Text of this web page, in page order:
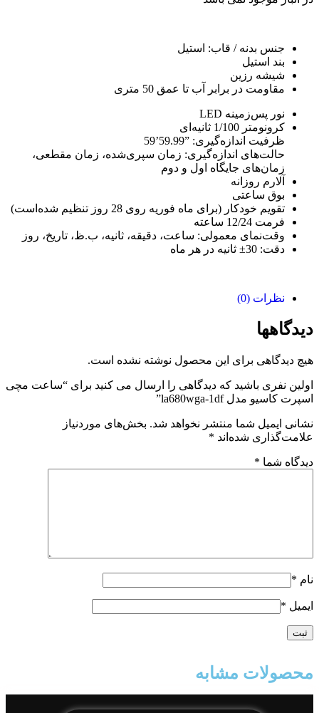
جنس بدنه / قاب: استیل
بند استیل
شیشه رزین
مقاومت در برابر آب تا عمق 50 متری
نور پس‌زمینه LED
کرونومتر 1/100 ثانیه‌ای
ظرفیت اندازه‌گیری: ‎59’59.99”‎
حالت‌های اندازه‌گیری: زمان سپری‌شده، زمان مقطعی،
زمان‌های جایگاه اول و دوم
آلارم روزانه
بوق ساعتی
تقویم خودکار (برای ماه فوریه روی 28 روز تنظیم شده‌است)
فرمت 12/24 ساعته
وقت‌نمای معمولی: ساعت، دقیقه، ثانیه، ب.ظ، تاریخ، روز
دقت: 30± ثانیه در هر ماه
نظرات (0)
دیدگاهها
هیچ دیدگاهی برای این محصول نوشته نشده است.
اولین نفری باشید که دیدگاهی را ارسال می کنید برای “ساعت مچی
اسپرت کاسیو مدل la680wga-1df”
نشانی ایمیل شما منتشر نخواهد شد. بخش‌های موردنیاز
علامت‌گذاری شده‌اند *
دیدگاه شما *
نام *
ایمیل *
محصولات مشابه